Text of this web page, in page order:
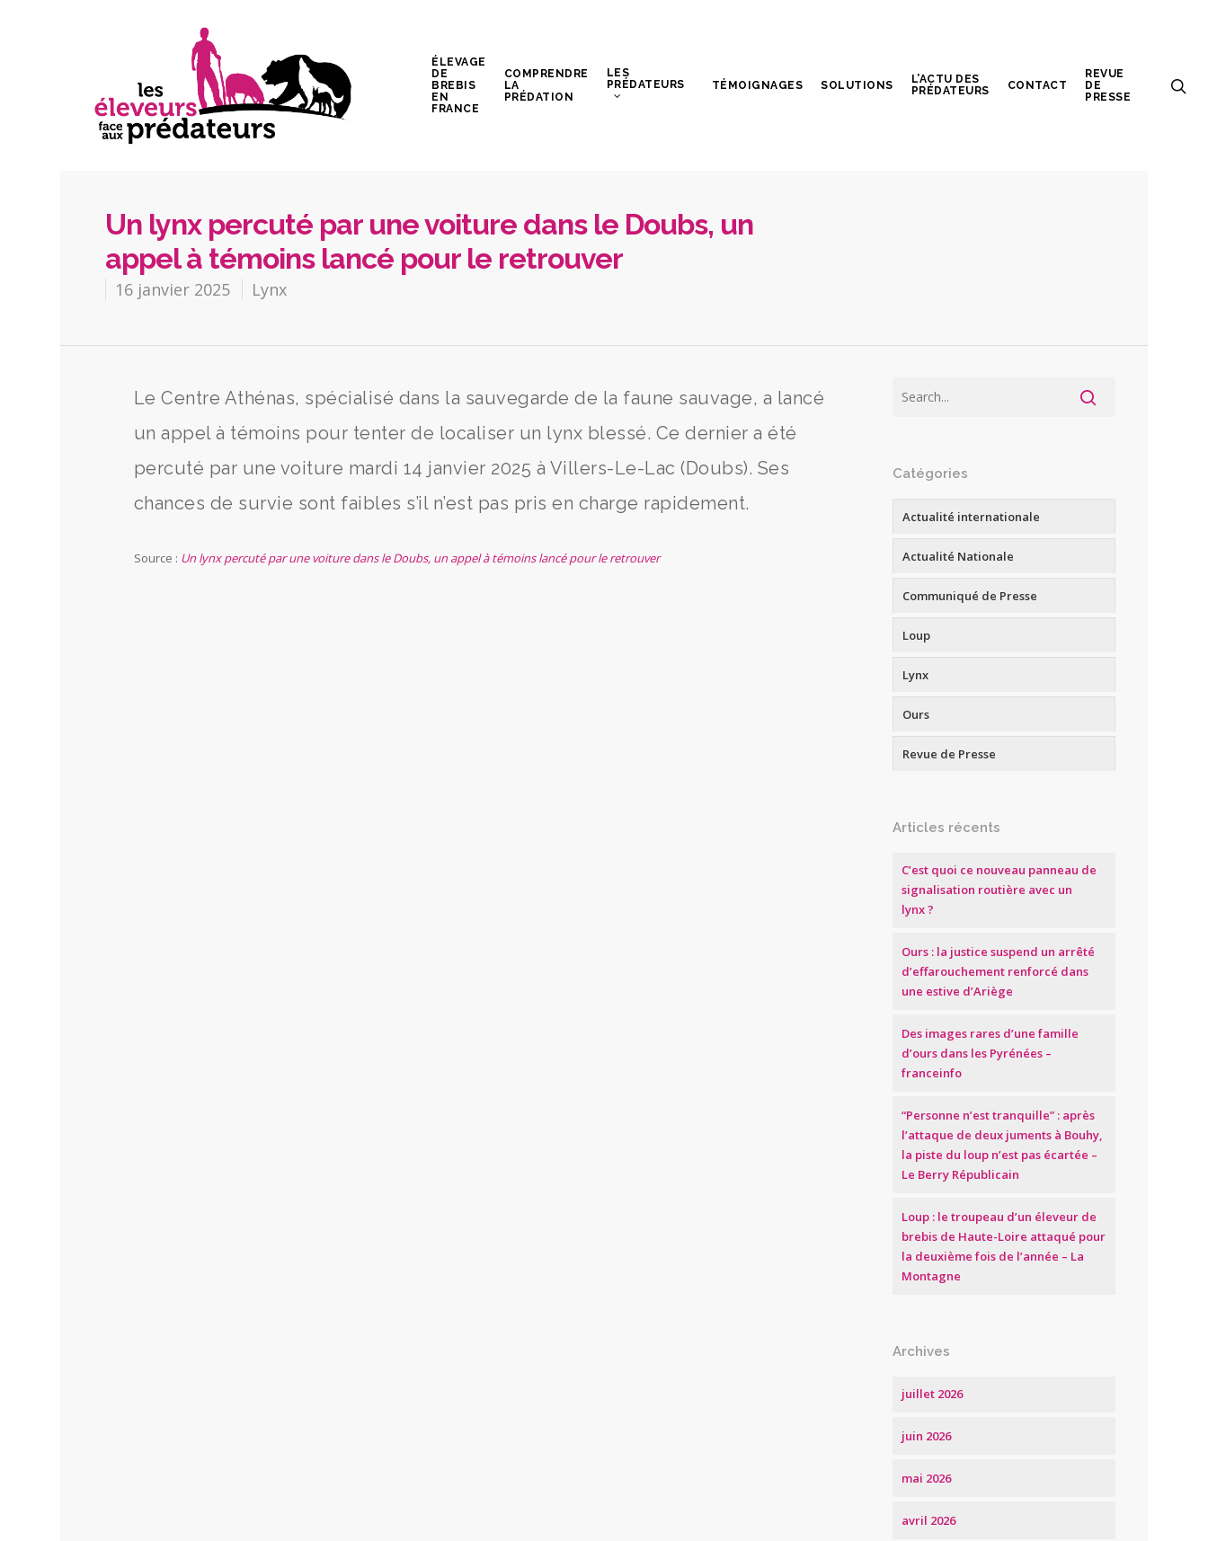
ÉLEVAGE
DE
BREBIS
EN
FRANCE
COMPRENDRE
LA
PRÉDATION
LES
PRÉDATEURS
TÉMOIGNAGES SOLUTIONS
L’ACTU DES
PRÉDATEURS
CONTACT
REVUE
DE
PRESSE
Un lynx percuté par une voiture dans le Doubs, un
appel à témoins lancé pour le retrouver
16 janvier 2025 Lynx
Le Centre Athénas, spécialisé dans la sauvegarde de la faune sauvage, a lancé
un appel à témoins pour tenter de localiser un lynx blessé. Ce dernier a été
percuté par une voiture mardi 14 janvier 2025 à Villers-Le-Lac (Doubs). Ses
chances de survie sont faibles s’il n’est pas pris en charge rapidement.
Source : Un lynx percuté par une voiture dans le Doubs, un appel à témoins lancé pour le retrouver
Catégories
Actualité internationale
Actualité Nationale
Communiqué de Presse
Loup
Lynx
Ours
Revue de Presse
Articles récents
C’est quoi ce nouveau panneau de
signalisation routière avec un
lynx ?
Ours : la justice suspend un arrêté
d’effarouchement renforcé dans
une estive d’Ariège
Des images rares d’une famille
d’ours dans les Pyrénées –
franceinfo
“Personne n’est tranquille” : après
l’attaque de deux juments à Bouhy,
la piste du loup n’est pas écartée –
Le Berry Républicain
Loup : le troupeau d’un éleveur de
brebis de Haute-Loire attaqué pour
la deuxième fois de l’année – La
Montagne
Archives
juillet 2026
juin 2026
mai 2026
avril 2026